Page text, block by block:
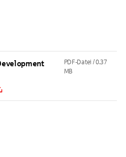
PDF-Datei /0.37
MB